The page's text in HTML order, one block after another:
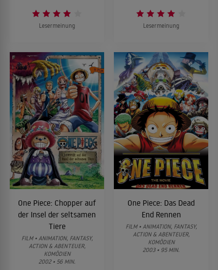
Lesermeinung Lesermeinung
One Piece: Chopper auf
der Insel der seltsamen
Tiere
FILM • ANIMATION, FANTASY,
ACTION & ABENTEUER,
KOMÖDIEN
2002 • 56 MIN.
One Piece: Das Dead
End Rennen
FILM • ANIMATION, FANTASY,
ACTION & ABENTEUER,
KOMÖDIEN
2003 • 95 MIN.